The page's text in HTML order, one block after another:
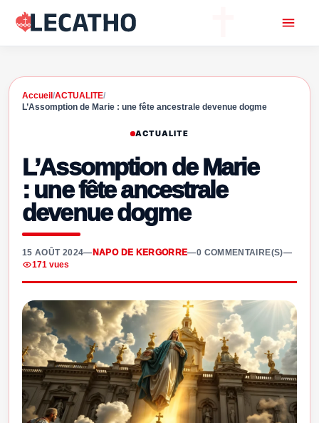
Accueil /ACTUALITE/
L’Assomption de Marie : une fête ancestrale devenue dogme
ACTUALITE
L’Assomption de Marie
: une fête ancestrale
devenue dogme
15 AOÛT 2024— NAPO DE KERGORRE—0 COMMENTAIRE(S)—
171 vues